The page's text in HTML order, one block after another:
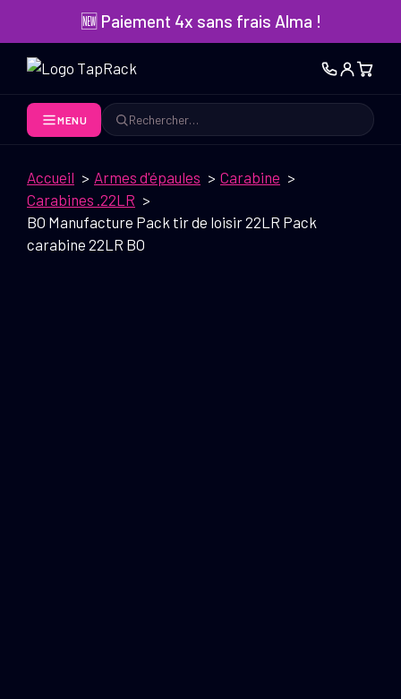
contenu
🆕 Paiement 4x sans frais Alma !
MENU
Rechercher
Accueil Armes d'épaules
Carabine
Carabines .22LR
BO Manufacture Pack tir de loisir 22LR Pack
carabine 22LR BO